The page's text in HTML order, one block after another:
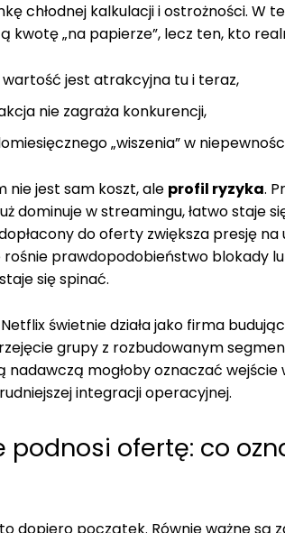
chłodnej kalkulacji i ostrożności. W
kwotę „na papierze”, lecz ten, kto
wartość jest atrakcyjna tu i teraz,
nie zagraża konkurencji,
„wiszenia” w
nie jest sam koszt, ale profil ryzyka.
dominuje w streamingu, łatwo staje
do oferty zwiększa presję na
rośnie prawdopodobieństwo blokady
się spinać.
świetnie działa jako firma
grupy z rozbudowanym
mogłoby oznaczać wejście
integracji operacyjnej.
ofertę: co